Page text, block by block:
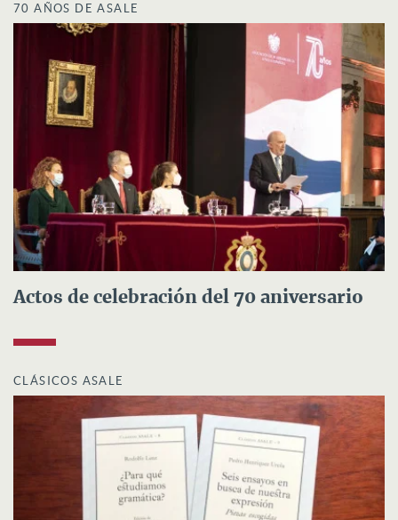
70 AÑOS DE ASALE
Actos de celebración del 70 aniversario
CLÁSICOS ASALE